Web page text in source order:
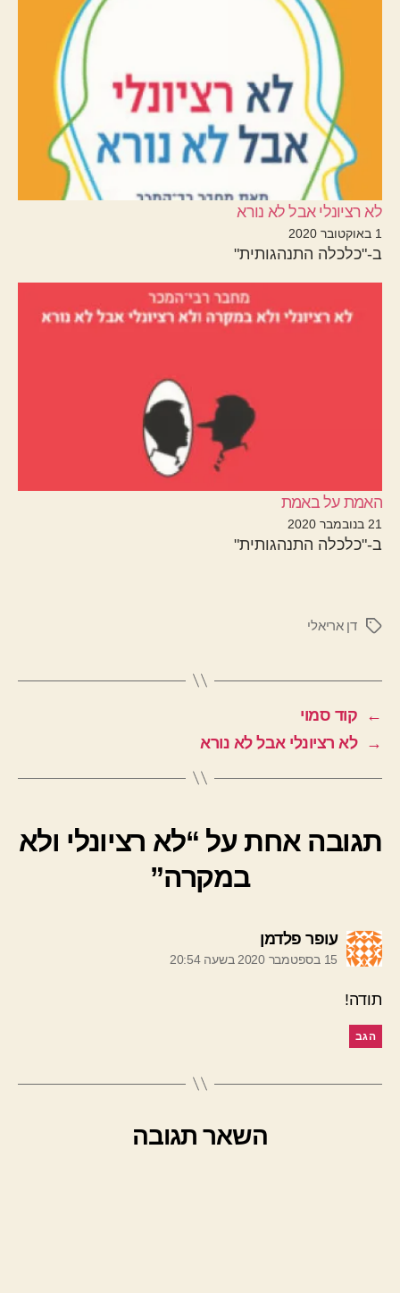
לא רציונלי אבל לא נורא
1 באוקטובר 2020
ב-"כלכלה התנהגותית"
האמת על באמת
21 בנובמבר 2020
ב-"כלכלה התנהגותית"
תגיותדן אריאלי
←
קוד סמוי
→
לא רציונלי אבל לא נורא
תגובה אחת על “לא רציונלי ולא
במקרה”
עופר פלדמן
15 בספטמבר 2020 בשעה 20:54
תודה!
הגב
השאר תגובה